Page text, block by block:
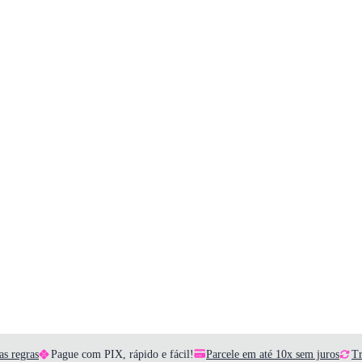
regras Pague com PIX, rápido e fácil! Parcele em até 10x sem juros